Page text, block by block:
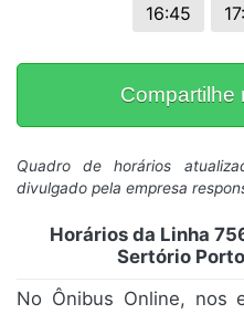
16:45
Compartilhe
Quadro de horários
divulgado pela empresa
Horários da Linha
Sertório
No Ônibus Online, nos